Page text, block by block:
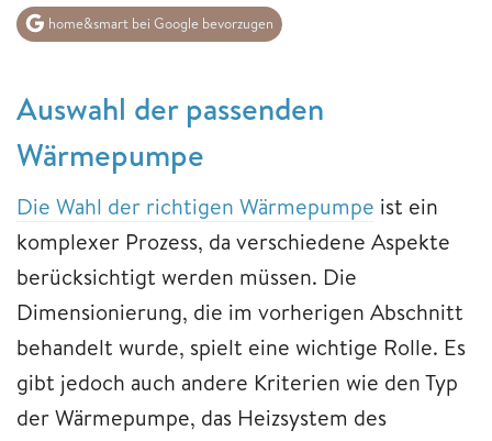
home&smart bei Google bevorzugen
Auswahl der passenden
Wärmepumpe
Die Wahl der richtigen Wärmepumpe ist ein
komplexer Prozess, da verschiedene Aspekte
berücksichtigt werden müssen. Die
Dimensionierung, die im vorherigen Abschnitt
behandelt wurde, spielt eine wichtige Rolle. Es
gibt jedoch auch andere Kriterien wie den Typ
der Wärmepumpe, das Heizsystem des